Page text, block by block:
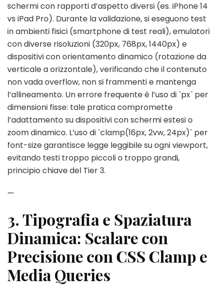
schermi con rapporti d’aspetto diversi (es. iPhone 14
vs iPad Pro). Durante la validazione, si eseguono test
in ambienti fisici (smartphone di test reali), emulatori
con diverse risoluzioni (320px, 768px, 1440px) e
dispositivi con orientamento dinamico (rotazione da
verticale a orizzontale), verificando che il contenuto
non vada overflow, non si frammenti e mantenga
l’allineamento. Un errore frequente è l’uso di `px` per
dimensioni fisse: tale pratica compromette
l’adattamento su dispositivi con schermi estesi o
zoom dinamico. L’uso di `clamp(16px, 2vw, 24px)` per
font-size garantisce legge leggibile su ogni viewport,
evitando testi troppo piccoli o troppo grandi,
principio chiave del Tier 3.
—
3. Tipografia e Spaziatura
Dinamica: Scalare con
Precisione con CSS Clamp e
Media Queries